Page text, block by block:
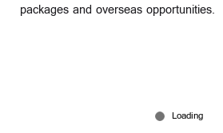
packages and overseas opportunities.